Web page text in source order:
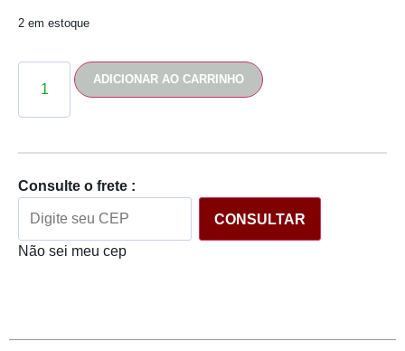
2 em estoque
ADICIONAR AO CARRINHO
Consulte o frete :
CONSULTAR
Não sei meu cep